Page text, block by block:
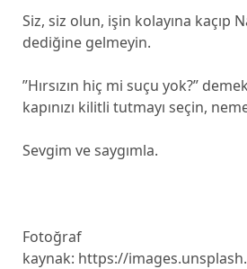
Siz, siz olun, işin kolayına kaçıp
dediğine gelmeyin.
”Hırsızın hiç mi suçu yok?”
kapınızı kilitli tutmayı seçin,
Sevgim ve saygımla.
Fotoğraf
kaynak: https://